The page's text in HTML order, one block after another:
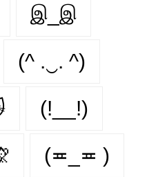
இ_இ
(^ .‿. ^)
(!__!)
(≖_≖ )